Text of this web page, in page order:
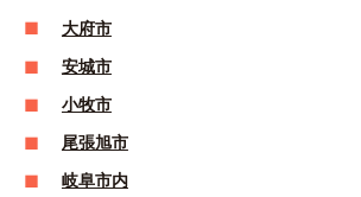
大府市
安城市
小牧市
尾張旭市
岐阜市内